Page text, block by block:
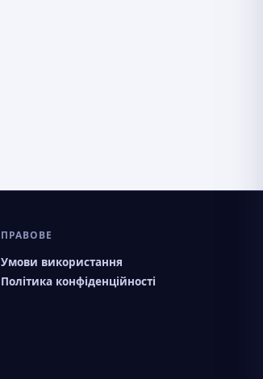
ПРАВОВЕ
Умови використання
Політика конфіденційності